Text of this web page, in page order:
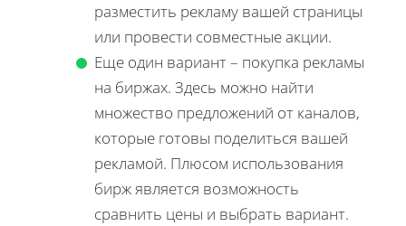
разместить рекламу вашей страницы
или провести совместные акции.
Еще один вариант – покупка рекламы
на биржах. Здесь можно найти
множество предложений от каналов,
которые готовы поделиться вашей
рекламой. Плюсом использования
бирж является возможность
сравнить цены и выбрать вариант.